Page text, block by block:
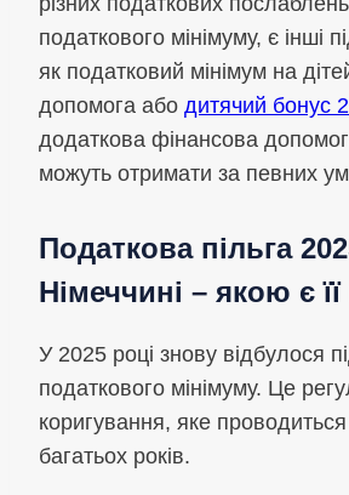
податкового мінімуму, є інші
як податковий мінімум на
допомога або дитячий бонус
додаткова фінансова
можуть отримати за певних
Податкова пільга
Німеччині – якою є
У 2025 році знову відбулося
податкового мінімуму. Це
коригування, яке
багатьох років.